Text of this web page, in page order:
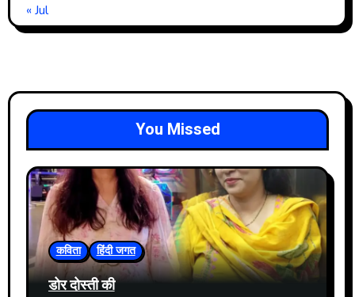
« Jul
You Missed
कविता हिंदी जगत
डोर दोस्ती की